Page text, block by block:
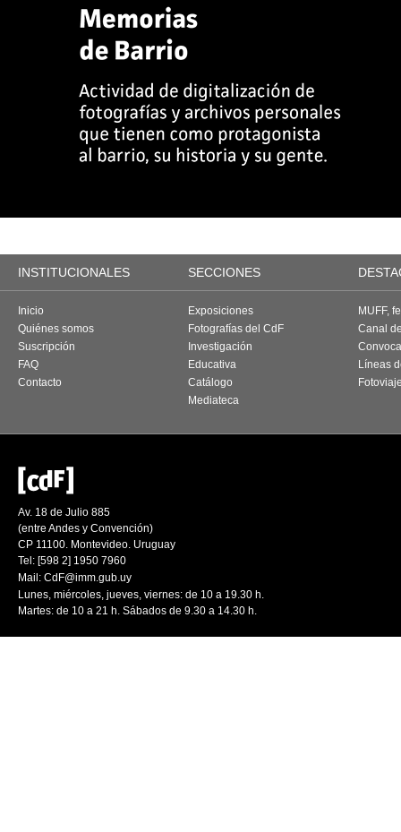
INSTITUCIONALES SECCIONES
Inicio
Quiénes somos
Suscripción
FAQ
Contacto
Exposiciones
Fotografías del CdF
Investigación
Educativa
Catálogo
Mediateca
MUFF,
Canal
Líneas
Av. 18 de Julio 885
(entre Andes y Convención)
CP 11100. Montevideo. Uruguay
Tel: [598 2] 1950 7960
Mail: CdF@imm.gub.uy
Lunes, miércoles, jueves, viernes: de 10 a 19.30 h.
Martes: de 10 a 21 h. Sábados de 9.30 a 14.30 h.